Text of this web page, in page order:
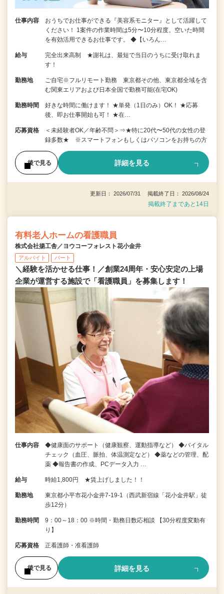
仕事内容
おうちでお仕事ができる『美容系モニター』として活躍して
ください！ 1案件の作業時間は5分〜10分程度。空いた時間
を有効活用できるお仕事です。 ◆【いろん…
給与
完全出来高制 ★謝礼は、最短で当日のうちに受け取れま
す！
勤務地
ご自宅※フルリモート勤務 東京都その他、東京都全域を含
む関東エリアおよび日本全国で勤務可能(在宅OK)
勤務時間
好きな時間に働けます！ ★単発（1日のみ）OK！ ★応募
後、即お仕事開始も可！ ★在…
応募資格
＜未経験者OK／年齢不問＞⇒★特に20代〜50代の女性の登
録多数★ ※スマートフォンもしくはパソコンをお持ちの方
後で見る 詳細を見る
更新日： 2026/07/31 掲載終了日： 2026/08/24
掲載終了まであと14日
有料老人ホームの看護職員
株式会社揚工舎／ヨウコーフォレスト花小金井
アルバイト パート
＼経験を活かせる仕事！／創業24周年・安心安定の上場
企業が運営する施設で「看護職員」を募集します！
仕事内容
◆健康面のサポート（健康観察、運動指導など） ◆バイタル
チェック（血圧、脈拍、体温測定など） ◆薬などの管理、配
薬 ◆報告書の作成、PCデータ入力 …
給与 時給1,800円 ★賃上げしました！！
勤務地
東京都小平市花小金井7‐19‐1（西武新宿線「花小金井駅」徒
歩12分）
勤務時間
9：00～18：00 ※時間・勤務日数応相談 【30分程度変動有
り】
応募資格 正看護師・准看護師
後で見る 詳細を見る